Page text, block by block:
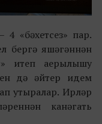
«бәхетсез» пар.
бергә яшәгәннән
итеп аерылышу
дә әйтер идем
утыралар. Ирләр
канәгать